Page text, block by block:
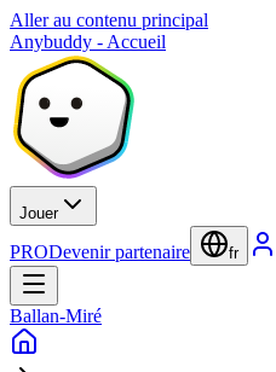
Aller au contenu principal
Anybuddy - Accueil
Jouer
PRODevenir partenaire fr
Ballan-Miré